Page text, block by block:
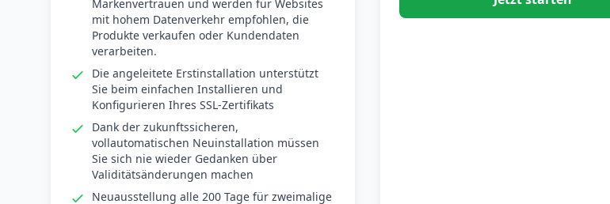
Markenvertrauen und werden für Websites
mit hohem Datenverkehr empfohlen, die
Produkte verkaufen oder Kundendaten
verarbeiten.
Die angeleitete Erstinstallation unterstützt
Sie beim einfachen Installieren und
Konfigurieren Ihres SSL-Zertifikats
Dank der zukunftssicheren,
vollautomatischen Neuinstallation müssen
Sie sich nie wieder Gedanken über
Validitätsänderungen machen
Neuausstellung alle 200 Tage für zweimalige